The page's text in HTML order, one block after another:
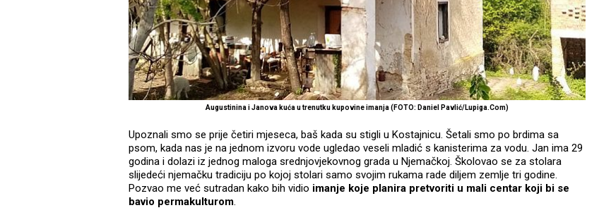
Augustinina i Janova kuća u trenutku kupovine imanja (FOTO: Daniel Pavlić/Lupiga.Com)
Upoznali smo se prije četiri mjeseca, baš kada su stigli u Kostajnicu. Šetali smo po brdima sa
psom, kada nas je na jednom izvoru vode ugledao veseli mladić s kanisterima za vodu. Jan ima 29
godina i dolazi iz jednog maloga srednjovjekovnog grada u Njemačkoj. Školovao se za stolara
slijedeći njemačku tradiciju po kojoj stolari samo svojim rukama rade diljem zemlje tri godine.
Pozvao me već sutradan kako bih vidio imanje koje planira pretvoriti u mali centar koji bi se
bavio permakulturom